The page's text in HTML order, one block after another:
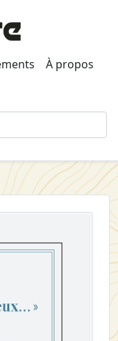
À propos